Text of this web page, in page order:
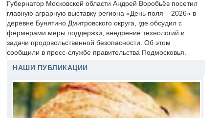
Губернатор Московской области Андрей Воробьёв посетил
главную аграрную выставку региона «День поля – 2026» в
деревне Бунятино Дмитровского округа, где обсудил с
фермерами меры поддержки, внедрение технологий и
задачи продовольственной безопасности. Об этом
сообщили в пресс-службе правительства Подмосковья.
НАШИ ПУБЛИКАЦИИ